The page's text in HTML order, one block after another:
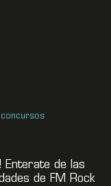
Enterate de las
de FM Rock